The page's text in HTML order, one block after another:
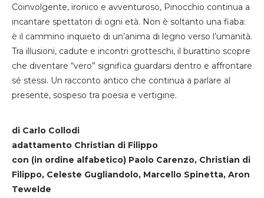
Coinvolgente, ironico e avventuroso, Pinocchio continua a
incantare spettatori di ogni età. Non è soltanto una fiaba:
è il cammino inquieto di un’anima di legno verso l’umanità.
Tra illusioni, cadute e incontri grotteschi, il burattino scopre
che diventare “vero” significa guardarsi dentro e affrontare
sé stessi. Un racconto antico che continua a parlare al
presente, sospeso tra poesia e vertigine.
di Carlo Collodi
adattamento Christian di Filippo
con (in ordine alfabetico) Paolo Carenzo, Christian di
Filippo, Celeste Gugliandolo, Marcello Spinetta, Aron
Tewelde